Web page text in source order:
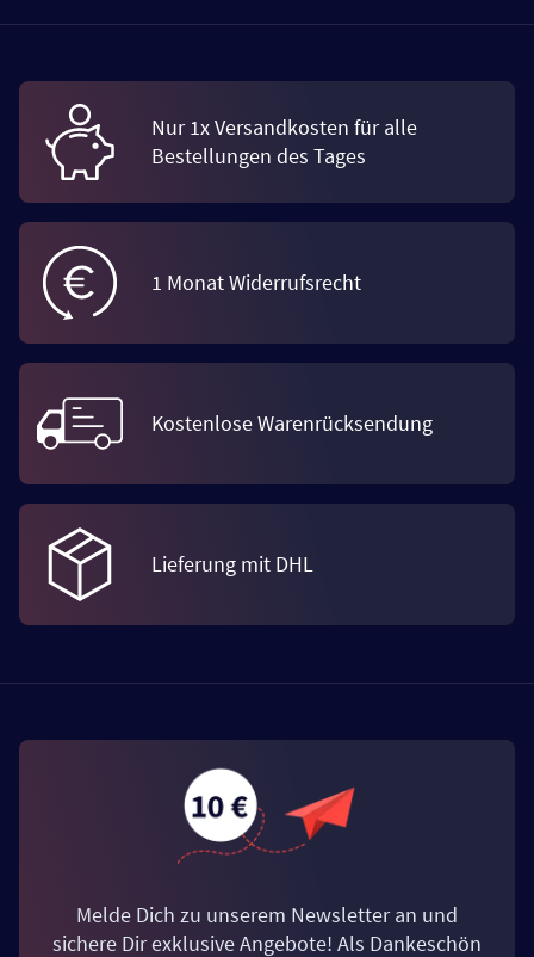
Nur 1x Versandkosten für alle
Bestellungen des Tages
1 Monat Widerrufsrecht
Kostenlose Warenrücksendung
Lieferung mit DHL
Melde Dich zu unserem Newsletter an und
sichere Dir exklusive Angebote! Als Dankeschön